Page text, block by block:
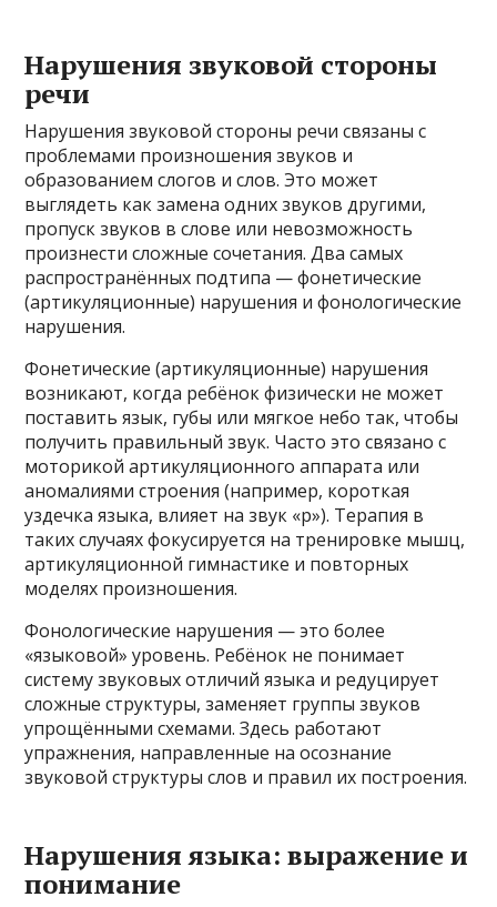
Нарушения звуковой стороны
речи
Нарушения звуковой стороны речи связаны с
проблемами произношения звуков и
образованием слогов и слов. Это может
выглядеть как замена одних звуков другими,
пропуск звуков в слове или невозможность
произнести сложные сочетания. Два самых
распространённых подтипа — фонетические
(артикуляционные) нарушения и фонологические
нарушения.
Фонетические (артикуляционные) нарушения
возникают, когда ребёнок физически не может
поставить язык, губы или мягкое небо так, чтобы
получить правильный звук. Часто это связано с
моторикой артикуляционного аппарата или
аномалиями строения (например, короткая
уздечка языка, влияет на звук «р»). Терапия в
таких случаях фокусируется на тренировке мышц,
артикуляционной гимнастике и повторных
моделях произношения.
Фонологические нарушения — это более
«языковой» уровень. Ребёнок не понимает
систему звуковых отличий языка и редуцирует
сложные структуры, заменяет группы звуков
упрощёнными схемами. Здесь работают
упражнения, направленные на осознание
звуковой структуры слов и правил их построения.
Нарушения языка: выражение и
понимание